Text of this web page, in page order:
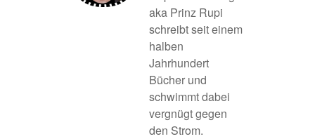
aka Prinz Rupi
schreibt seit einem
halben
Jahrhundert
Bücher und
schwimmt dabei
vergnügt gegen
den Strom.